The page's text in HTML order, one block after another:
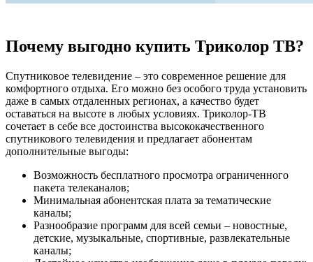
Почему выгодно купить Триколор ТВ?
Спутниковое телевидение – это современное решение для
комфортного отдыха. Его можно без особого труда установить
даже в самых отдаленных регионах, а качество будет
оставаться на высоте в любых условиях. Триколор-ТВ
сочетает в себе все достоинства высококачественного
спутникового телевидения и предлагает абонентам
дополнительные выгоды:
Возможность бесплатного просмотра ограниченного
пакета телеканалов;
Минимальная абонентская плата за тематические
каналы;
Разнообразие программ для всей семьи – новостные,
детские, музыкальные, спортивные, развлекательные
каналы;